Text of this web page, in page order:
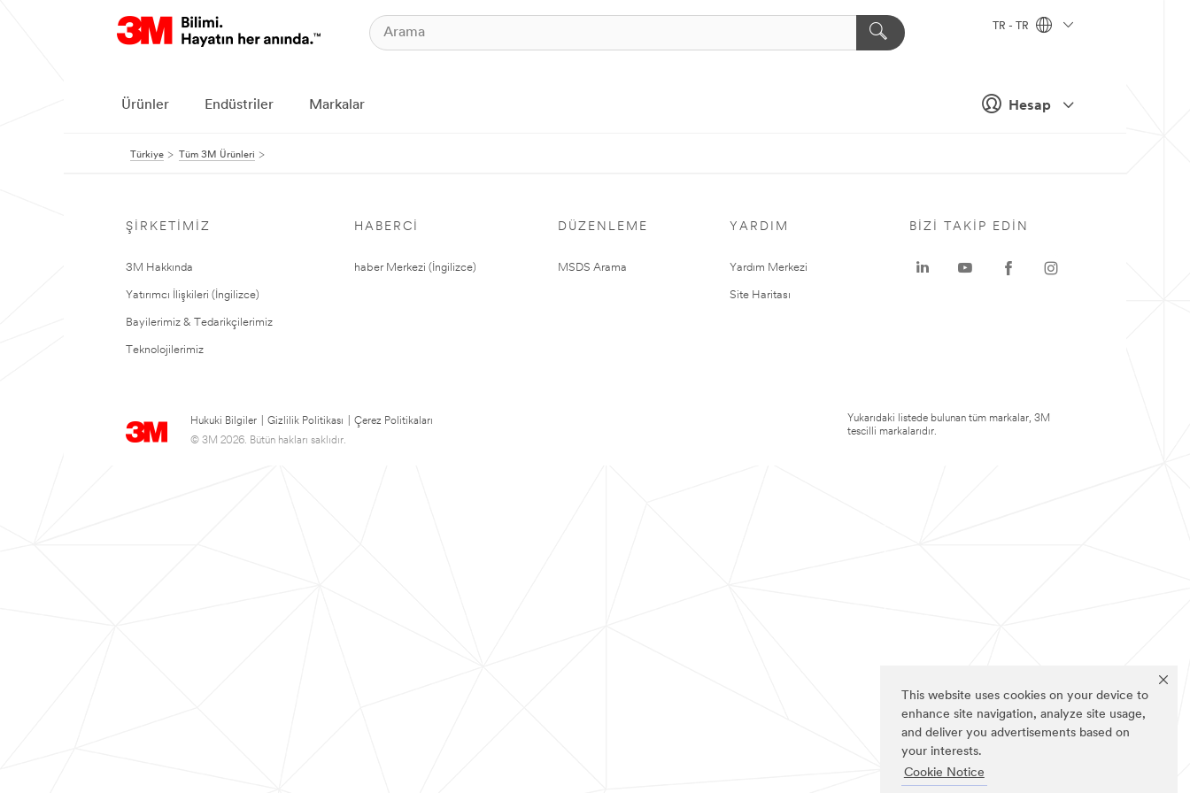
This website uses cookies on your device to
enhance site navigation, analyze site usage,
and deliver you advertisements based on
your interests.
Cookie Notice
Hesap
TR - TR
Ürünler Endüstriler Markalar
Türkiye Tüm 3M Ürünleri
ŞIRKETIMIZ
3M Hakkında
Yatırımcı İlişkileri (İngilizce)
Bayilerimiz & Tedarikçilerimiz
Teknolojilerimiz
HABERCI
haber Merkezi (İngilizce)
DÜZENLEME
MSDS Arama
YARDIM
Yardım Merkezi
Site Haritası
Hukuki Bilgiler Gizlilik Politikası
Çerez Politikaları
© 3M 2026. Bütün hakları saklıdır.
BIZI TAKIP EDIN
Yukarıdaki listede bulunan tüm markalar, 3M
tescilli markalarıdır.